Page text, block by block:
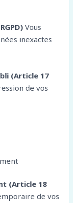
Vous
inexactes
(Article 17
de vos
(Article 18
de vos